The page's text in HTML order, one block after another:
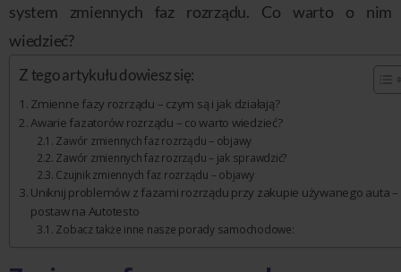
system zmiennych faz rozrządu. Co warto o nim
wiedzieć?
Z tego artykułu dowiesz się:
Zmienne fazy rozrządu – czym są i jak działają?
Awarie fazatorów rozrządu – co warto wiedzieć?
Zawór zmiennych faz rozrządu – objawy
Zawór zmiennych faz rozrządu – jak sprawdzić?
Czujnik zmiennych faz rozrządu – objawy
Uniknij problemów z fazami rozrządu przy zakupie używanego auta –
postaw na Autotesto
Zobacz także inne nasze porady samochodowe: